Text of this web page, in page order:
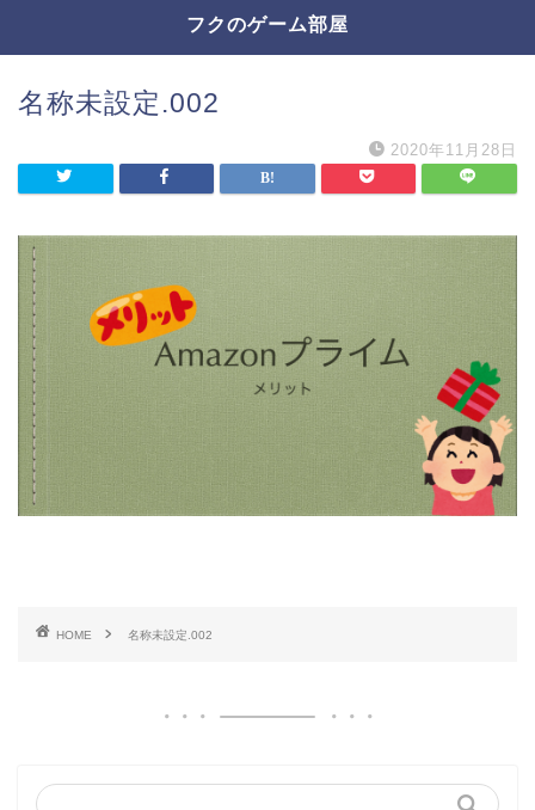
フクのゲーム部屋
名称未設定.002
2020年11月28日
HOME 名称未設定.002